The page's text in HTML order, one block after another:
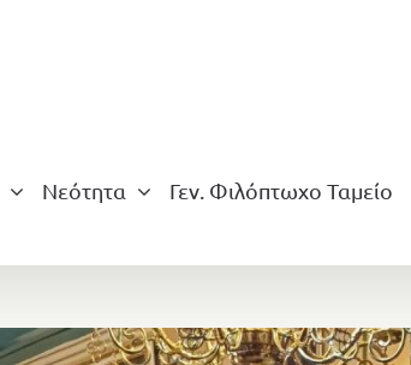
Νεότητα Γεν. Φιλόπτωχο Ταμείο